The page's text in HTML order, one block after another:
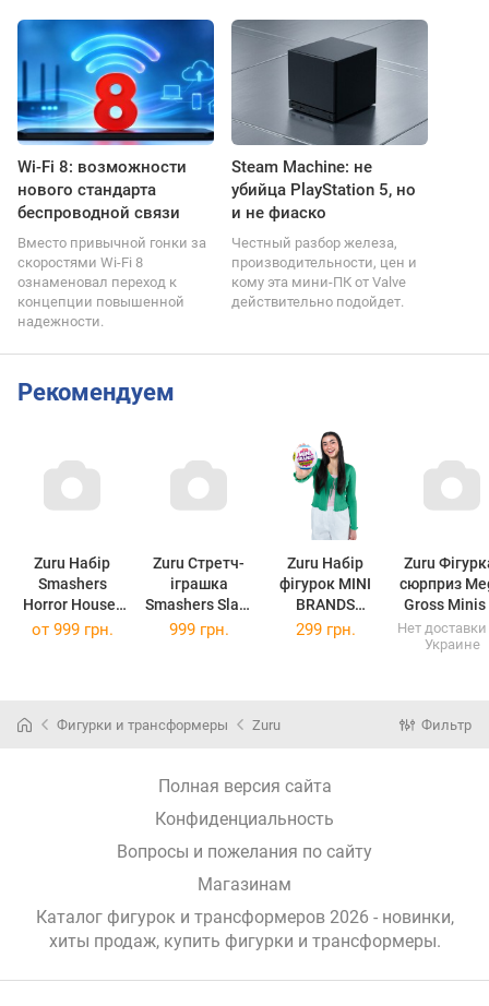
Wi-Fi 8: возможности
нового стандарта
беспроводной связи
Вместо привычной гонки за
скоростями Wi-Fi 8
ознаменовал переход к
концепции повышенной
надежности.
Steam Machine: не
убийца PlayStation 5, но
и не фиаско
Честный разбор железа,
производительности, цен и
кому эта мини-ПК от Valve
действительно подойдет.
Рекомендуем
Zuru Набір
Smashers
Horror House-
Small Werewolf
Zuru Стретч-
іграшка
Smashers Slam
Heroes Shark
Zuru Набір
фігурок MINI
BRANDS
SNEAKERS
Zuru
сюрприз Mega
Gross Minis
слаймом,
77567GQ2
от 999 грн. 999 грн. 299 грн.
Нет
Украине
Фигурки и трансформеры Zuru Фильтр
Полная версия сайта
Конфиденциальность
Вопросы и пожелания по сайту
Магазинам
Каталог фигурок и трансформеров 2026 - новинки,
хиты продаж, купить фигурки и трансформеры.